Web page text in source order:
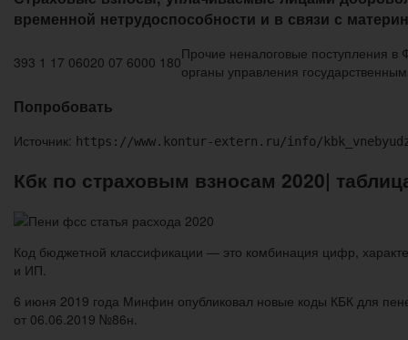
временной нетрудоспособности и в связи с
393 1 17 06020 07 6000 180Прочие неналоговые поступления в
органы управления
Попробовать
Источник: https://www.kontur-extern.ru/info/
Кбк по страховым взносам 2020|
Код бюджетной классификации — это комбинация цифр,
и ИП.
6 июня 2019 года Минфин опубликовал новые коды КБК для
от 06.06.2019 №86н.